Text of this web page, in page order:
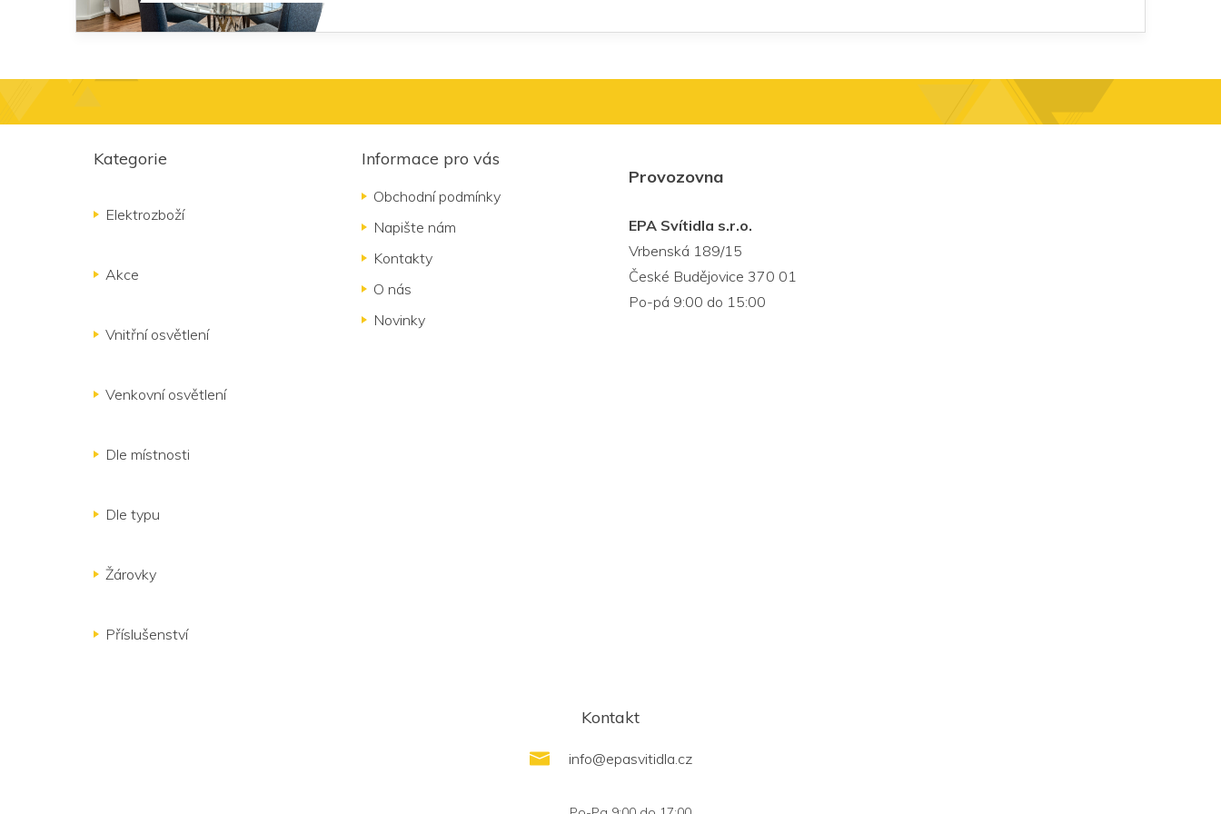
Kategorie
Elektrozboží
Akce
Vnitřní osvětlení
Venkovní osvětlení
Dle místnosti
Dle typu
Žárovky
Příslušenství
Informace pro vás
Obchodní podmínky
Napište nám
Kontakty
O nás
Novinky
Provozovna
EPA Svítidla s.r.o.
Vrbenská 189/15
České Budějovice 370 01
Po-pá 9:00 do 15:00
Kontakt
info@epasvitidla.cz